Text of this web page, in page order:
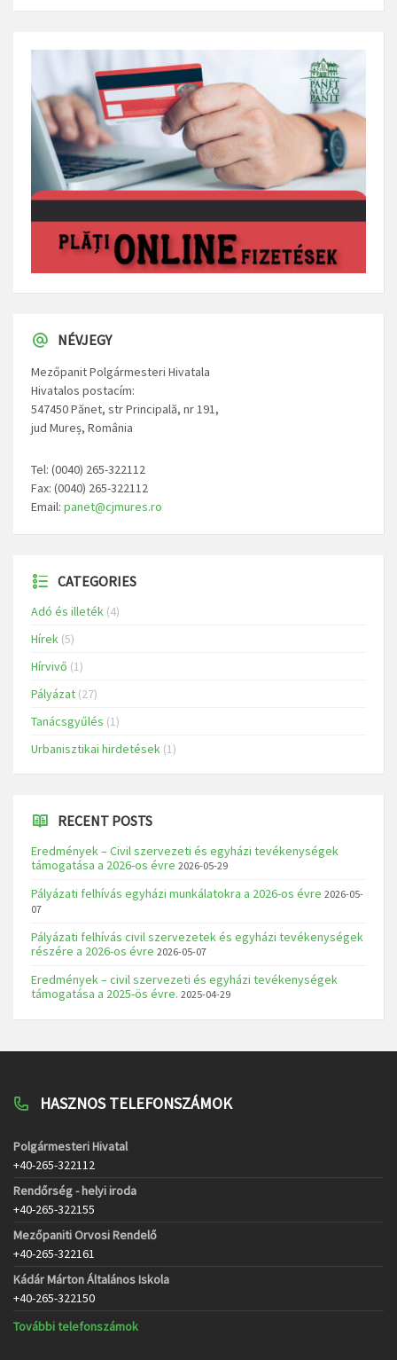
NÉVJEGY
Mezőpanit Polgármesteri Hivatala
Hivatalos postacím:
547450 Pănet, str Principală, nr 191,
jud Mureș, România
Tel: (0040) 265-322112
Fax: (0040) 265-322112
Email: panet@cjmures.ro
CATEGORIES
Adó és illeték (4)
Hírek (5)
Hírvivő (1)
Pályázat (27)
Tanácsgyűlés (1)
Urbanisztikai hirdetések (1)
RECENT POSTS
Eredmények – Civil szervezeti és egyházi tevékenységek
támogatása a 2026-os évre 2026-05-29
Pályázati felhívás egyházi munkálatokra a 2026-os évre 2026-05-
07
Pályázati felhívás civil szervezetek és egyházi tevékenységek
részére a 2026-os évre 2026-05-07
Eredmények – civil szervezeti és egyházi tevékenységek
támogatása a 2025-ös évre. 2025-04-29
HASZNOS TELEFONSZÁMOK
Polgármesteri Hivatal
+40-265-322112
Rendőrség - helyi iroda
+40-265-322155
Mezőpaniti Orvosi Rendelő
+40-265-322161
Kádár Márton Általános Iskola
+40-265-322150
További telefonszámok